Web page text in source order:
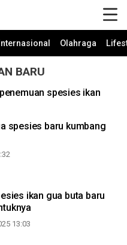
Internasional Olahraga
BARU
spesies ikan
spesies baru kumbang
ikan gua buta baru
13:03